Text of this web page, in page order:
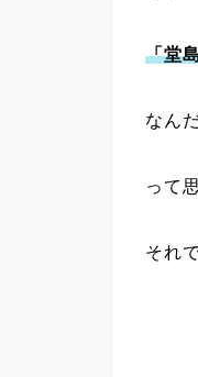
「堂
なん
って
それ